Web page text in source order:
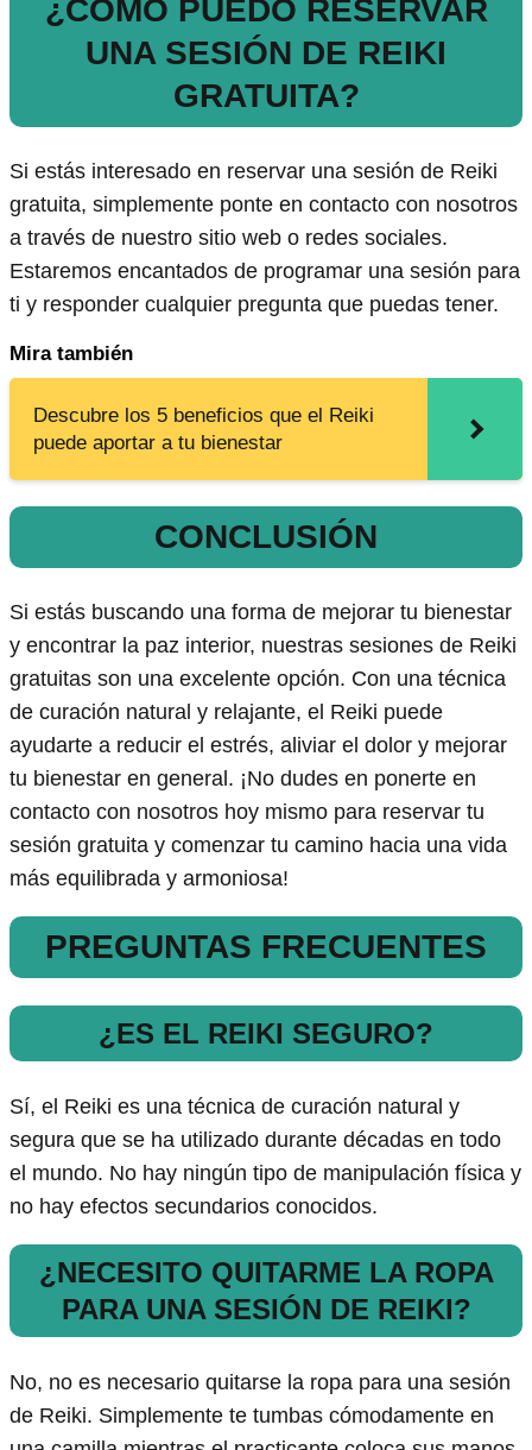
¿CÓMO PUEDO RESERVAR
UNA SESIÓN DE REIKI
GRATUITA?
Si estás interesado en reservar una sesión de Reiki
gratuita, simplemente ponte en contacto con nosotros
a través de nuestro sitio web o redes sociales.
Estaremos encantados de programar una sesión para
ti y responder cualquier pregunta que puedas tener.
Mira también
Descubre los 5 beneficios que el Reiki
puede aportar a tu bienestar
CONCLUSIÓN
Si estás buscando una forma de mejorar tu bienestar
y encontrar la paz interior, nuestras sesiones de Reiki
gratuitas son una excelente opción. Con una técnica
de curación natural y relajante, el Reiki puede
ayudarte a reducir el estrés, aliviar el dolor y mejorar
tu bienestar en general. ¡No dudes en ponerte en
contacto con nosotros hoy mismo para reservar tu
sesión gratuita y comenzar tu camino hacia una vida
más equilibrada y armoniosa!
PREGUNTAS FRECUENTES
¿ES EL REIKI SEGURO?
Sí, el Reiki es una técnica de curación natural y
segura que se ha utilizado durante décadas en todo
el mundo. No hay ningún tipo de manipulación física y
no hay efectos secundarios conocidos.
¿NECESITO QUITARME LA ROPA
PARA UNA SESIÓN DE REIKI?
No, no es necesario quitarse la ropa para una sesión
de Reiki. Simplemente te tumbas cómodamente en